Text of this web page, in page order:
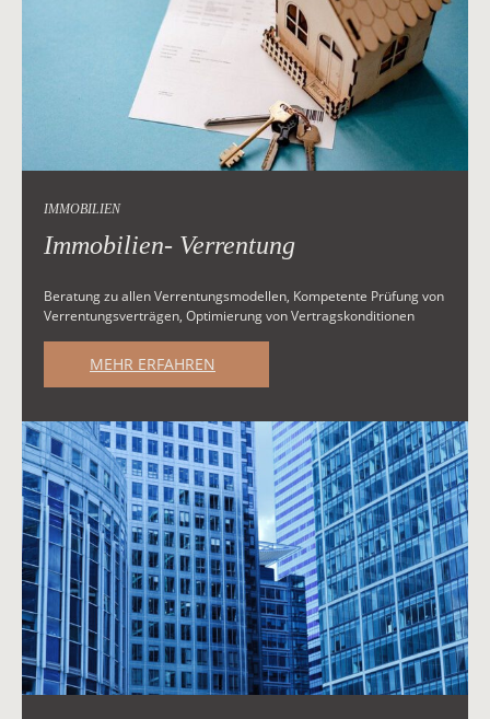
IMMOBILIEN
Immobilien- Verrentung
Beratung zu allen Verrentungsmodellen, Kompetente Prüfung von
Verrentungsverträgen, Optimierung von Vertragskonditionen
MEHR ERFAHREN